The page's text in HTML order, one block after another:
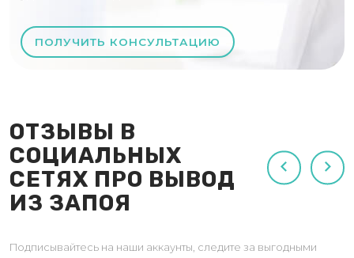
ПОЛУЧИТЬ КОНСУЛЬТАЦИЮ
ОТЗЫВЫ В
СОЦИАЛЬНЫХ
СЕТЯХ ПРО ВЫВОД
ИЗ ЗАПОЯ
Подписывайтесь на наши аккаунты, следите за выгодными